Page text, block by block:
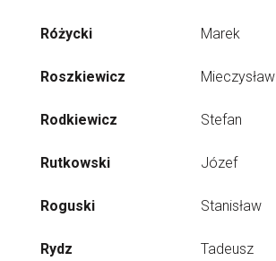
Różycki Marek
Roszkiewicz Mieczysław
Rodkiewicz Stefan
Rutkowski Józef
Roguski Stanisław
Rydz Tadeusz